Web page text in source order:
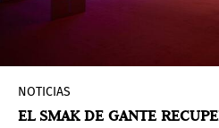
NOTICIAS
EL SMAK DE GANTE